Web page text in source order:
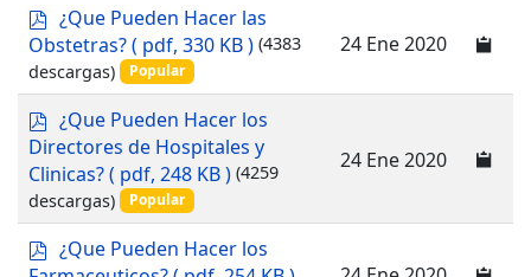
d
f
¿Que Pueden Hacer las
Obstetras?( pdf, 330 KB ) (4383
descargas)
Popular
24 Ene 2020
d
¿Que Pueden Hacer los
Directores de Hospitales y
Clinicas?( pdf, 248 KB ) (4259
descargas)
Popular
24 Ene 2020
d
¿Que Pueden Hacer los